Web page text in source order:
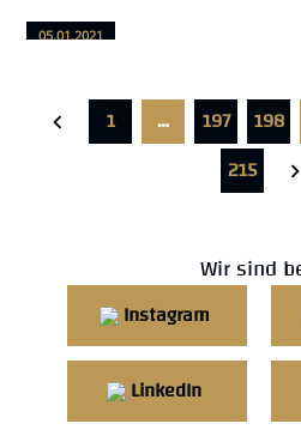
05.01.2021
1 … 197 198
215
Wir sind
Instagram
LinkedIn